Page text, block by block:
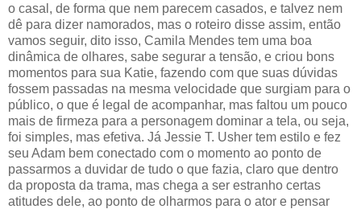
o casal, de forma que nem parecem casados, e talvez nem
dê para dizer namorados, mas o roteiro disse assim, então
vamos seguir, dito isso, Camila Mendes tem uma boa
dinâmica de olhares, sabe segurar a tensão, e criou bons
momentos para sua Katie, fazendo com que suas dúvidas
fossem passadas na mesma velocidade que surgiam para o
público, o que é legal de acompanhar, mas faltou um pouco
mais de firmeza para a personagem dominar a tela, ou seja,
foi simples, mas efetiva. Já Jessie T. Usher tem estilo e fez
seu Adam bem conectado com o momento ao ponto de
passarmos a duvidar de tudo o que fazia, claro que dentro
da proposta da trama, mas chega a ser estranho certas
atitudes dele, ao ponto de olharmos para o ator e pensar